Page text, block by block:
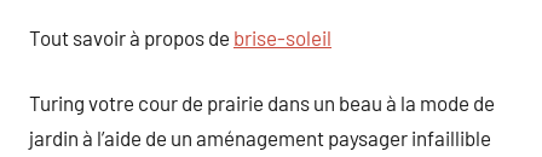
Tout savoir à propos de brise-soleil
Turing votre cour de prairie dans un beau à la mode de
jardin à l’aide de un aménagement paysager infaillible